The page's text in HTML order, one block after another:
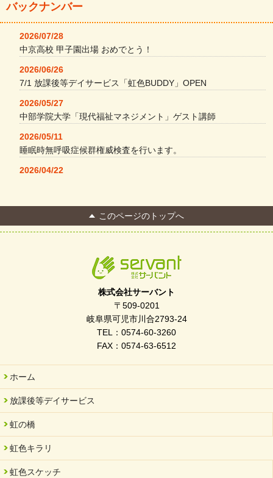
バックナンバー
2026/07/28
中京高校 甲子園出場 おめでとう！
2026/06/26
7/1 放課後等デイサービス「虹色BUDDY」OPEN
2026/05/27
中部学院大学「現代福祉マネジメント」ゲスト講師
2026/05/11
睡眠時無呼吸症候群権威検査を行います。
2026/04/22
FC Bombonera 岐阜県No.1
令和7年度 岐阜県スポーツ賞「FC Bombonera」
岐阜県「働いてもらい方改革」優良事例集に掲載されました
2025/06/10
未来会議 in 可児市 「斉藤まさゆき」
2025/05/07
2025年6月中旬 OPEN 放課後等デイサービス「Fc Bombo
このページのトップへ
株式会社サーバント
〒509-0201
岐阜県可児市川合2793-24
TEL：0574-60-3260
FAX：0574-63-6512
ホーム
放課後等デイサービス
虹の橋
虹色キラリ
虹色スケッチ